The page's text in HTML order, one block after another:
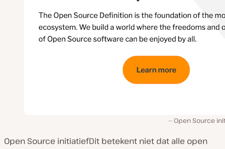
Open Source
Open Source initiatiefDit betekent niet dat alle open